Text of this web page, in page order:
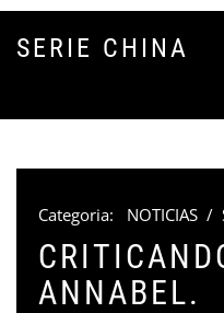
SERIE CHINA
Categoria: NOTICIAS /
ANNABEL.